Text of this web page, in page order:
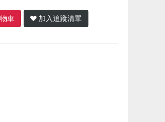
車 加入追蹤清單